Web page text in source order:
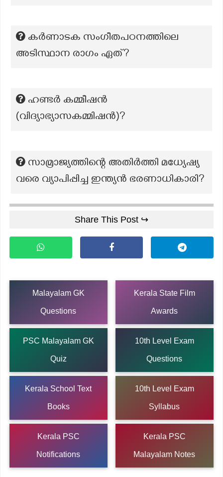
കർണാടക സംഗീതപഠനത്തിലെ
അടിസ്ഥാന രാഗം ഏത്?
ഹണ്ടർ കമ്മീഷൻ
(വിദ്യാഭ്യാസകമ്മിഷന്‍)?
സാമ്രാജ്യത്തിന്റെ അതിർത്തി മധ്യേഷ്യ
വരെ വ്യാപിപ്പിച്ച ഇന്ത്യൻ ഭരണാധികാരി?
Share This Post ↪
Malayalam GK
Questions
Kerala State Film
Awards
PSC Malayalam GK
Quiz
10th Level Exam
Questions
Kerala School Text
Books
10th Level Exam
Syllabus
Kerala PSC
Notifications
Kerala PSC
Malayalam Notes